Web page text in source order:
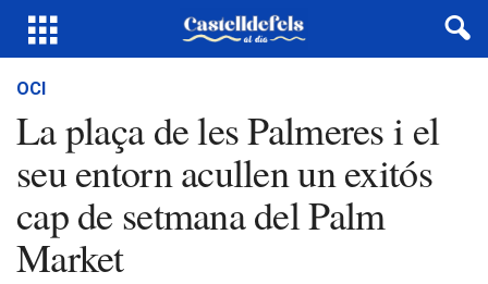
OCI
La plaça de les Palmeres i el
seu entorn acullen un exitós
cap de setmana del Palm
Market